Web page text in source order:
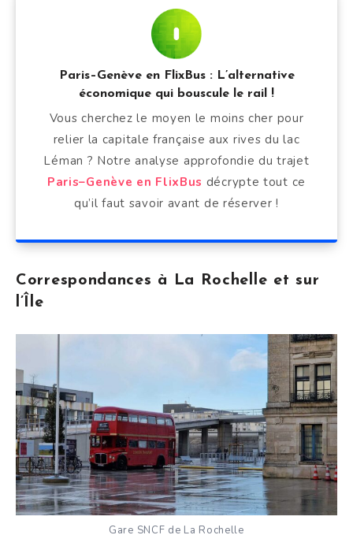
Paris–Genève en FlixBus : L’alternative
économique qui bouscule le rail !
Vous cherchez le moyen le moins cher pour
relier la capitale française aux rives du lac
Léman ? Notre analyse approfondie du trajet
Paris–Genève en FlixBus décrypte tout ce
qu’il faut savoir avant de réserver !
Correspondances à La Rochelle et sur
l’Île
Gare SNCF de La Rochelle